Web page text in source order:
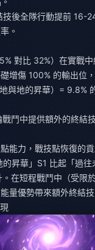
技後全隊行動提前 16-
。
對比 32%）在實戰
增傷 100% 的輸出位
與地的昇華）= 9.8%
鬥中提供額外的終結
能力，戰技點恢復的貢
的昇華」S1 比起「過
在短程戰鬥中（受限
量優勢帶來額外終結